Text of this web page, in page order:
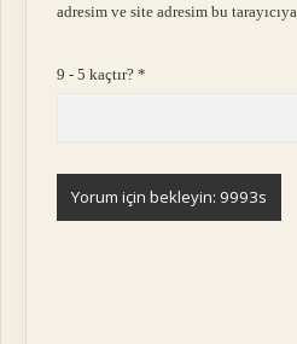
adresim ve site adresim bu
9 - 5 kaçtır?*